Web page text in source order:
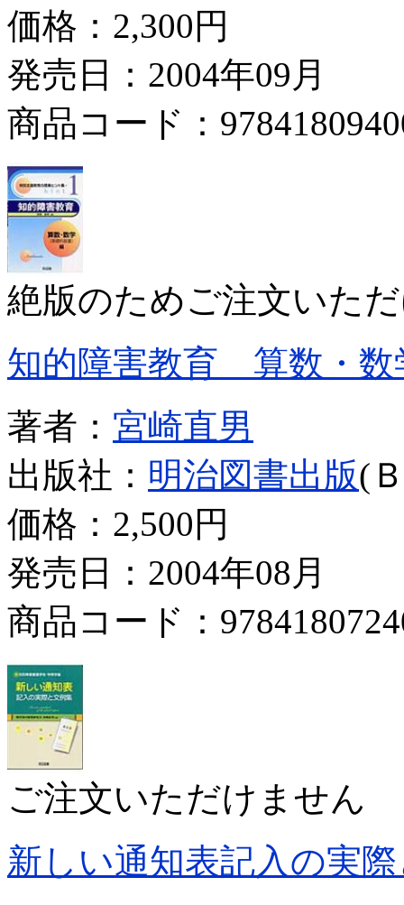
価格： 2,300円
発売日：2004年09月
商品コード：
絶版のためご注文いた
知的障害教育 算数・数
著者： 宮崎直男
出版社： 明治図書出版(
価格： 2,500円
発売日：2004年08月
商品コード：
ご注文いただけません
新しい通知表記入の実